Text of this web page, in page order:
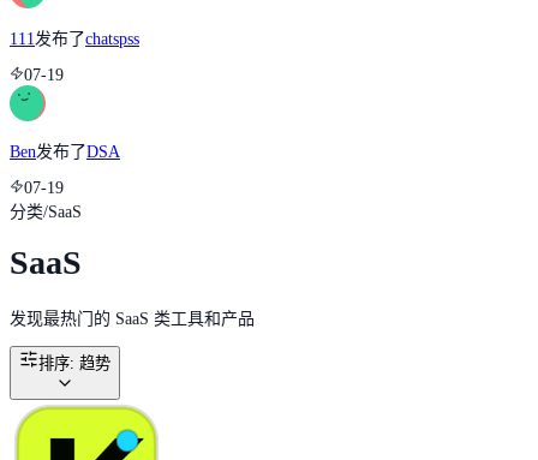
111 发布了chatspss
07-19
Ben发布了DSA
07-19
分类/SaaS
SaaS
发现最热门的 SaaS 类工具和产品
排序: 趋势